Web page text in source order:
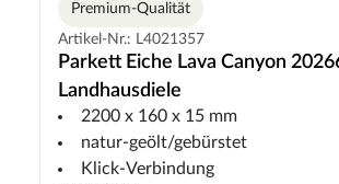
Premium-Qualität
Artikel-Nr.: L4021357
Parkett Eiche Lava Canyon
Landhausdiele
2200 x 160 x 15 mm
natur-geölt/gebürstet
Klick-Verbindung